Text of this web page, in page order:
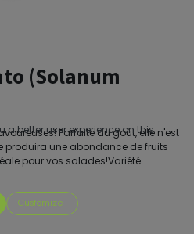
(Solanum
Parfaite au goût, elle n'est
produira une abondance de fruits
pour vos salades!Variété
a better user experience on this
Customize